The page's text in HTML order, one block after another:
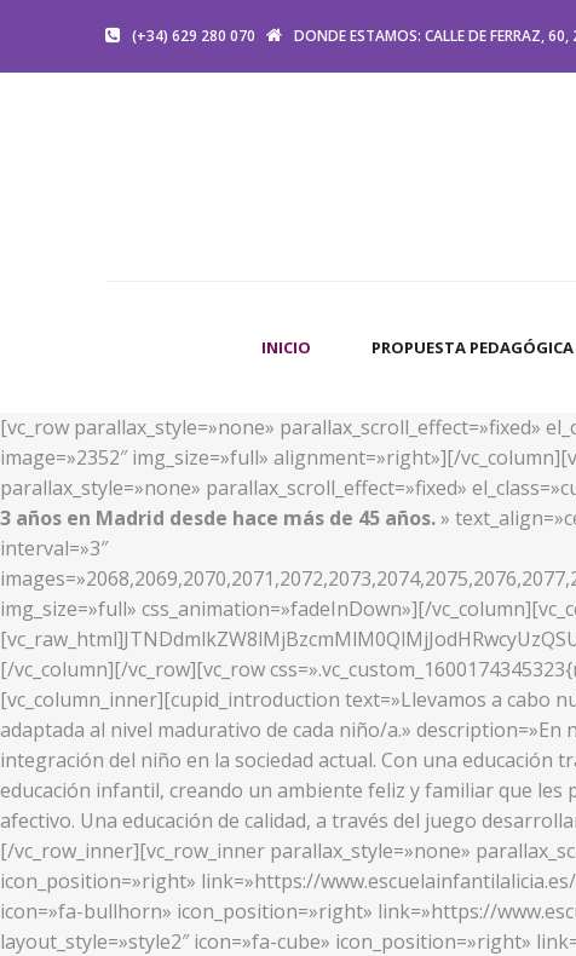
(+34) 629 280 070 DONDE ESTAMOS: CALLE DE FERRAZ,
INICIO PROPUESTA PEDAGÓGICA
[vc_row parallax_style=»none» parallax_scroll_effect=»fixed»
image=»2352″ img_size=»full» alignment=»right»][/
parallax_style=»none» parallax_scroll_effect=»fixed»
3 años en Madrid desde hace más de 45 años.»
interval=»3″
img_size=»full» css_animation=»fadeInDown»][/
[/vc_column][/vc_row][vc_row
[vc_column_inner][cupid_introduction text=»Llevamos a cabo
adaptada al nivel madurativo de cada niño/a.»
integración del niño en la sociedad actual. Con una
educación infantil, creando un ambiente feliz y familiar que
afectivo. Una educación de calidad, a través del juego
[/vc_row_inner][vc_row_inner parallax_style=»none»
icon_position=»right» link=»https://
icon=»fa-bullhorn» icon_position=»right» link=»https://
layout_style=»style2″ icon=»fa-cube» icon_position=»right»